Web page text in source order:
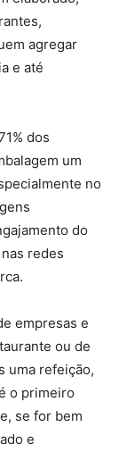
agregar
e até
dos
um
no
do
redes
empresas e
ou de
uma refeição,
o primeiro
se for bem
e